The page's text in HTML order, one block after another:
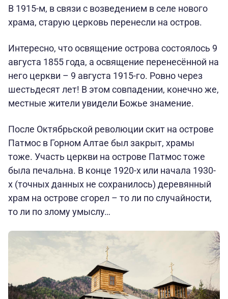
В 1915-м, в связи с возведением в селе нового
храма, старую церковь перенесли на остров.
Интересно, что освящение острова состоялось 9
августа 1855 года, а освящение перенесённой на
него церкви – 9 августа 1915-го. Ровно через
шестьдесят лет! В этом совпадении, конечно же,
местные жители увидели Божье знамение.
После Октябрьской революции скит на острове
Патмос в Горном Алтае был закрыт, храмы
тоже. Участь церкви на острове Патмос тоже
была печальна. В конце 1920-х или начала 1930-
х (точных данных не сохранилось) деревянный
храм на острове сгорел – то ли по случайности,
то ли по злому умыслу…